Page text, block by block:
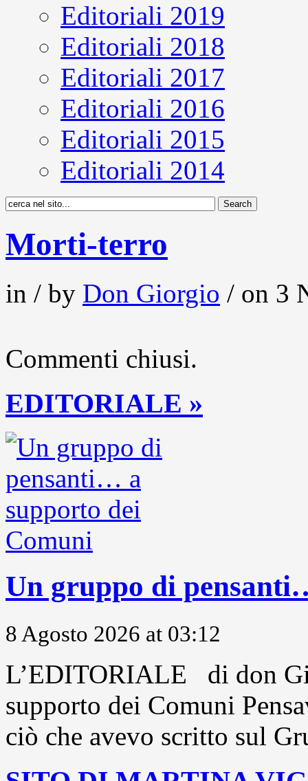
Editoriali 2019
Editoriali 2018
Editoriali 2017
Editoriali 2016
Editoriali 2015
Editoriali 2014
Morti-terro
in / by Don Giorgio / on 3
Commenti chiusi.
EDITORIALE »
Un gruppo di
8 Agosto 2026 at 03:12
L’EDITORIALE di don
supporto dei Comuni
ciò che avevo scritto sul